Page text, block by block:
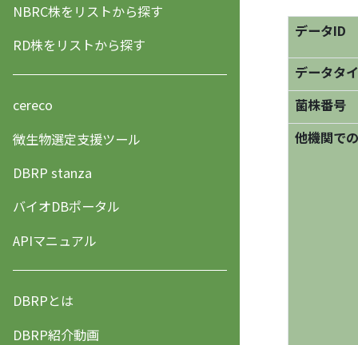
NBRC株をリストから探す
RD株をリストから探す
cereco
微生物選定支援ツール
DBRP stanza
バイオDBポータル
APIマニュアル
DBRPとは
DBRP紹介動画
データID
データタ
菌株番号
他機関で